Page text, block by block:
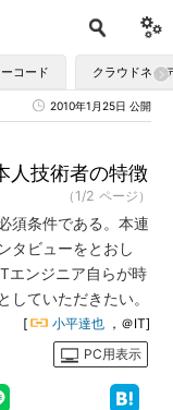
コード クラウドネイ
2010年1月25日 公開
人技術者の特徴
（1/2 ページ）
須条件である。本連
タビューをとおし
エンジニア自らが時
していただきたい。
[ 小平達也 ，＠IT]
PC用表示